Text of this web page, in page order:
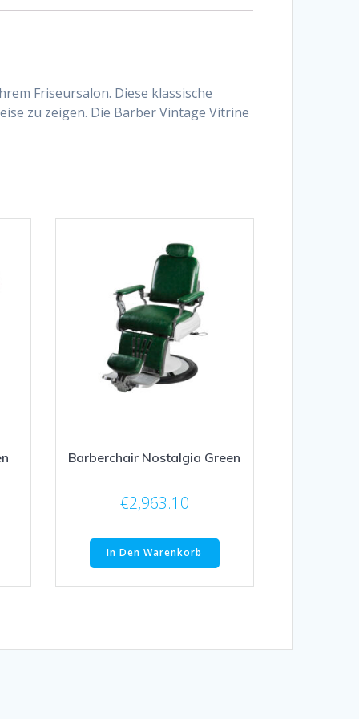
Friseursalon. Diese klassische
zu zeigen. Die Barber Vintage Vitrine
Barberchair Nostalgia Green
€2,963.10
In Den Warenkorb